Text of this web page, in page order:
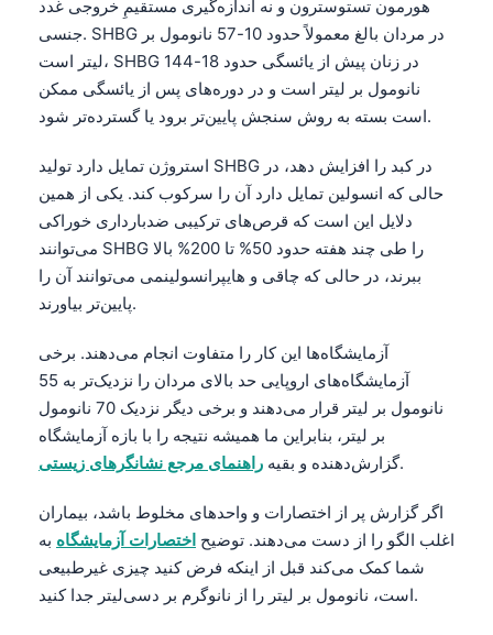
هورمون تستوسترون و نه اندازه‌گیری مستقیمِ خروجی غدد
جنسی. SHBG در مردان بالغ معمولاً حدود 10-57 نانومول بر
لیتر است، SHBG در زنان پیش از یائسگی حدود 18-144
نانومول بر لیتر است و در دوره‌های پس از یائسگی ممکن
است بسته به روش سنجش پایین‌تر برود یا گسترده‌تر شود.
استروژن تمایل دارد تولید SHBG در کبد را افزایش دهد، در
حالی که انسولین تمایل دارد آن را سرکوب کند. یکی از همین
دلایل این است که قرص‌های ترکیبی ضدبارداری خوراکی
می‌توانند SHBG را طی چند هفته حدود 50% تا 200% بالا
ببرند، در حالی که چاقی و هایپرانسولینمی می‌توانند آن را
پایین‌تر بیاورند.
آزمایشگاه‌ها این کار را متفاوت انجام می‌دهند. برخی
آزمایشگاه‌های اروپایی حد بالای مردان را نزدیک‌تر به 55
نانومول بر لیتر قرار می‌دهند و برخی دیگر نزدیک 70 نانومول
بر لیتر، بنابراین ما همیشه نتیجه را با بازه آزمایشگاه
گزارش‌دهنده و بقیه راهنمای مرجع نشانگرهای زیستی .
اگر گزارش پر از اختصارات و واحدهای مخلوط باشد، بیماران
اغلب الگو را از دست می‌دهند. توضیح اختصارات آزمایشگاه به
شما کمک می‌کند قبل از اینکه فرض کنید چیزی غیرطبیعی
است، نانومول بر لیتر را از نانوگرم بر دسی‌لیتر جدا کنید.